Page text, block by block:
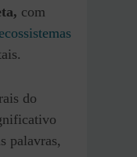
com
ecossistemas
do
palavras,